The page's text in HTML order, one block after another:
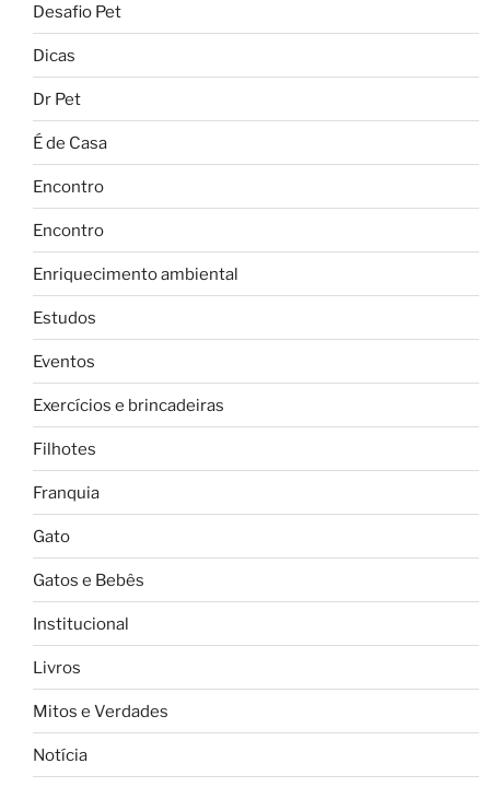
Desafio Pet
Dicas
Dr Pet
É de Casa
Encontro
Encontro
Enriquecimento ambiental
Estudos
Eventos
Exercícios e brincadeiras
Filhotes
Franquia
Gato
Gatos e Bebês
Institucional
Livros
Mitos e Verdades
Notícia